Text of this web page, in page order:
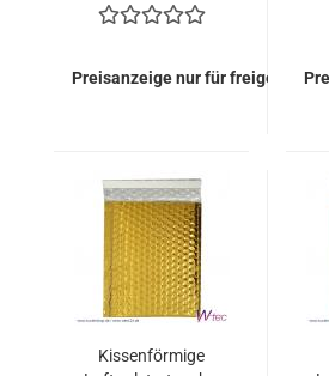
(50 Stück = 109,50
Preisanzeige nur für
Kissenförmige